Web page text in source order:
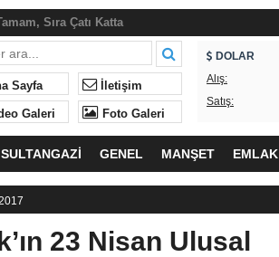
Sıra Çatı Katta
Piknik Şöleni
Sorunların Çözülmesini Bekliyor
ne yapıyordunuz?
İftar
ne geliyor?
Okullardaki Olaylarla İlgili Basın Açıklaması
Sayfa İletişim
Galeri Foto Galeri
DOLAR
Alış:
Satış:
SULTANGAZİ GENEL MANŞET EMLAK
23 Nisan Ulusal